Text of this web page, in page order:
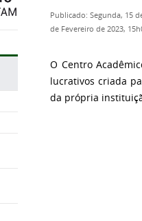
Publicado: Segunda, 15
de Fevereiro de 2023,
O Centro
lucrativos criada
da própria